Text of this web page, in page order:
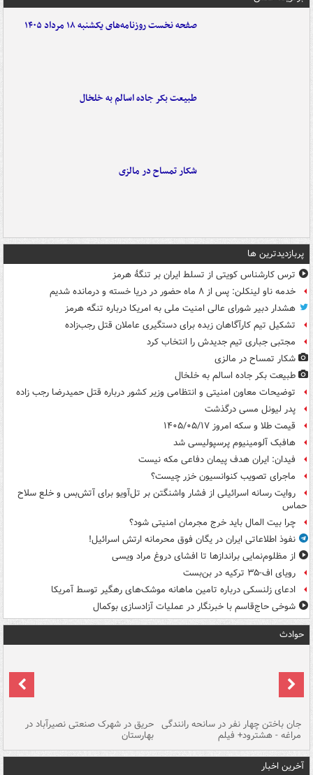
صفحه نخست روزنامه‌های یکشنبه ۱۸ مرداد ۱۴۰۵
طبیعت بکر جاده اسالم به خلخال
شکار تمساح در مالزی
پربازدیدترین ها
ترس کارشناس کویتی از تسلط ایران بر تنگۀ هرمز
خدمه ناو لینکلن: پس از ۸ ماه حضور در دریا خسته و درمانده‌ شدیم
هشدار دبیر شورای عالی امنیت ملی به امریکا درباره تنگه هرمز
تشکیل تیم کارآگاهان زبده برای دستگیری عاملان قتل رجب‌زاده
مجتبی جباری تیم جدیدش را انتخاب کرد
شکار تمساح در مالزی
طبیعت بکر جاده اسالم به خلخال
توضیحات معاون امنیتی و انتظامی وزیر کشور درباره قتل حمیدرضا رجب زاده
پدر لیونل مسی درگذشت
قیمت طلا و سکه امروز ۱۴۰۵/۰۵/۱۷
هافبک آلومینیوم پرسپولیسی شد
فیدان: ایران هدف پیمان دفاعی مکه نیست
ماجرای تصویب کنوانسیون خزر چیست؟
روایت رسانه اسرائیلی از فشار واشنگتن بر تل‌آویو برای آتش‌بس و خلع سلاح
حماس
چرا بیت المال باید خرج مجرمان امنیتی شود؟
نفوذ اطلاعاتی ایران در یگان فوق محرمانه ارتش اسرائیل!
از مظلوم‌نمایی براندازها تا افشای دروغ مراد ویسی
رویای اف-۳۵ ترکیه در بن‌بست
ادعای زلنسکی درباره تامین ماهانه موشک‌های رهگیر توسط آمریکا
شوخی حاج‌قاسم با خبرنگار در عملیات آزادسازی بوکمال
حوادث
جان باختن چهار نفر در سانحه رانندگی
مراغه - هشترود+ فیلم
حریق در شهرک صنعتی نصیرآباد در
بهارستان
آخرین اخبار